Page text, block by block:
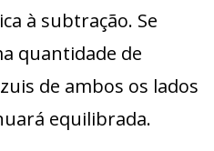
à subtração. Se
quantidade de
de ambos os lados
equilibrada.